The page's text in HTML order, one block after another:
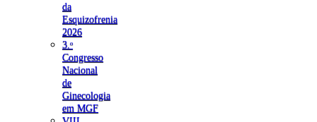
da
Esquizofrenia
2026
3.ᵒ
Congresso
Nacional
de
Ginecologia
em MGF